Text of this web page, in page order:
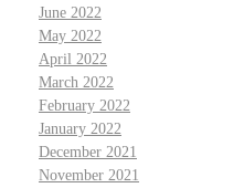
June 2022
May 2022
April 2022
March 2022
February 2022
January 2022
December 2021
November 2021